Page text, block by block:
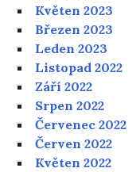
Květen 2023
Březen 2023
Leden 2023
Listopad 2022
Září 2022
Srpen 2022
Červenec 2022
Červen 2022
Květen 2022